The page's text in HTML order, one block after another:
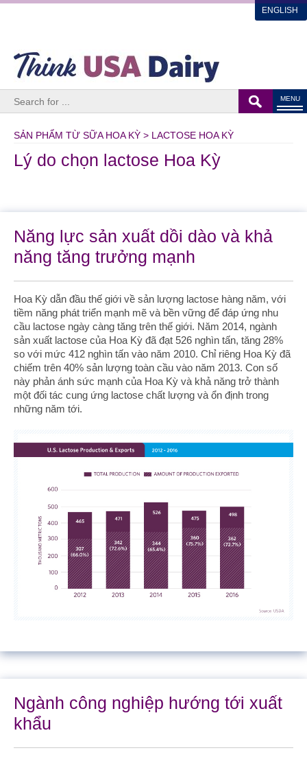
ENGLISH
MENU
SẢN PHẨM TỪ SỮA HOA KỲ > LACTOSE HOA KỲ
Lý do chọn lactose Hoa Kỳ
Năng lực sản xuất dồi dào và khả
năng tăng trưởng mạnh
Hoa Kỳ dẫn đầu thế giới về sản lượng lactose hàng năm, với
tiềm năng phát triển mạnh mẽ và bền vững để đáp ứng nhu
cầu lactose ngày càng tăng trên thế giới. Năm 2014, ngành
sản xuất lactose của Hoa Kỳ đã đạt 526 nghìn tấn, tăng 28%
so với mức 412 nghìn tấn vào năm 2010. Chỉ riêng Hoa Kỳ đã
chiếm trên 40% sản lượng toàn cầu vào năm 2013. Con số
này phản ánh sức mạnh của Hoa Kỳ và khả năng trở thành
một đối tác cung ứng lactose chất lượng và ổn định trong
những năm tới.
Ngành công nghiệp hướng tới xuất
khẩu